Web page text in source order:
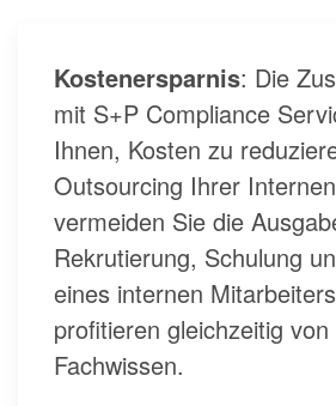
Kostenersparnis: Die
mit S+P Compliance
Ihnen, Kosten zu
Outsourcing Ihrer
vermeiden Sie die
Rekrutierung, Schulung
eines internen
profitieren gleichzeitig
Fachwissen.